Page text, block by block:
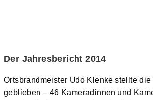
Der Jahresbericht 2014
Ortsbrandmeister Udo Klenke stellte
geblieben – 46 Kameradinnen und